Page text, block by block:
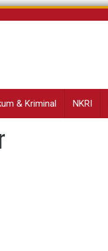
& Kriminal NKRI